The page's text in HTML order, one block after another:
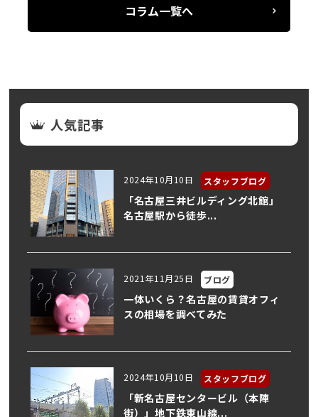
コラム一覧へ
人気記事
2024年10月10日 スタッフブログ
「名古屋三井ビルディング北館」
名古屋駅から徒歩...
2021年11月25日 ブログ
一体いくら？名古屋の賃貸オフィ
スの相場を調べてみた
2024年10月10日 スタッフブログ
「新名古屋センタービル（本陣
街）」地下鉄東山線...